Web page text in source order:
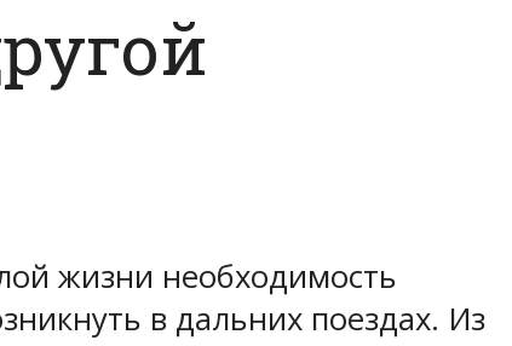
жизни необходимость
в дальних поездах. Из